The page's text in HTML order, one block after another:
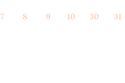
Tham vấn Interlink
7 8 9 10 30 31